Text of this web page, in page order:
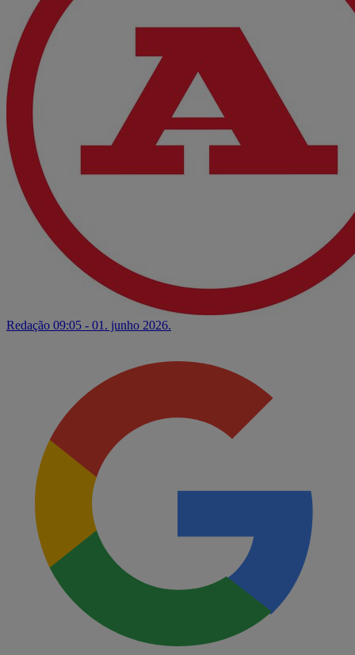
Redação 09:05 - 01. junho 2026.